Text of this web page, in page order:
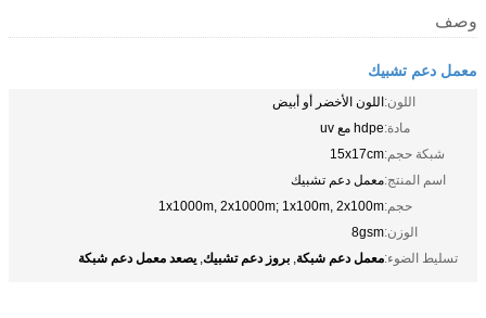
اللون الأخضر أو أبيض
15x17cm
معمل دعم تشبيك
1x1000m, 2x1000m; 1x100m, 2x100m
معمل دعم شبكة,بروز دعم تشبيك, يصعد معمل دعم شبكة